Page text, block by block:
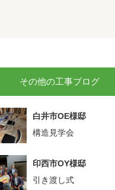
その他の工事ブログ
白井市OE様邸
構造見学会
印西市OY様邸
引き渡し式